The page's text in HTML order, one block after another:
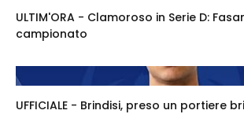
ULTIM'ORA - Clamoroso in Serie D:
campionato
UFFICIALE - Brindisi, preso un portiere